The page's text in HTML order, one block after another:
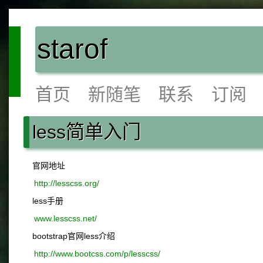
starof
首页 新随笔 联系 订阅
less简单入门
官网地址
http://lesscss.org/
less手册
www.lesscss.net/
bootstrap官网less介绍
http://www.bootcss.com/p/lesscss/